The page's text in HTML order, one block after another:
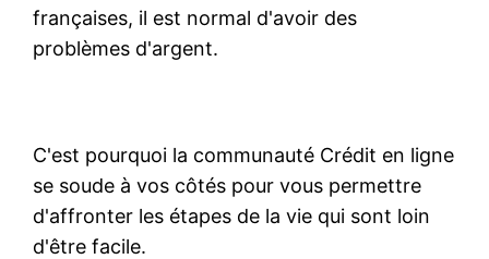
françaises, il est normal d'avoir des
problèmes d'argent.
C'est pourquoi la communauté Crédit en ligne
se soude à vos côtés pour vous permettre
d'affronter les étapes de la vie qui sont loin
d'être facile.